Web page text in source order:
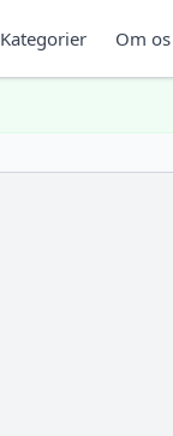
Kategorier Om os